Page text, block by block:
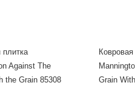
плитка
Against The
the Grain 85308
Grain